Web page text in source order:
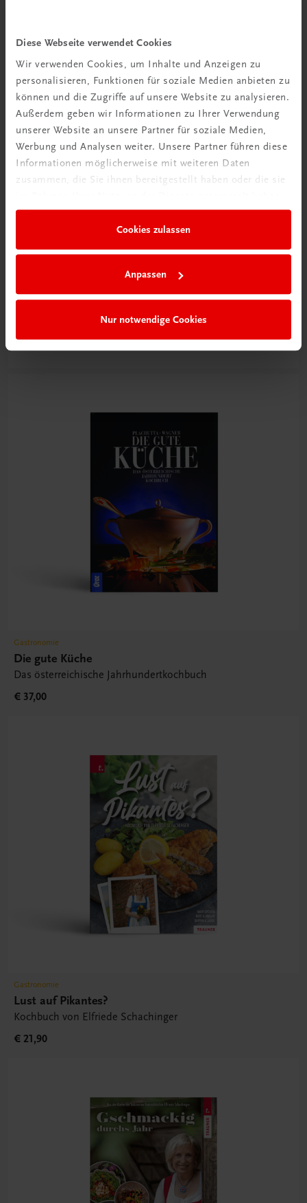
Diese Webseite verwendet Cookies
Wir verwenden Cookies, um Inhalte und Anzeigen zu
personalisieren, Funktionen für soziale Medien anbieten zu
können und die Zugriffe auf unsere Website zu analysieren.
Außerdem geben wir Informationen zu Ihrer Verwendung
unserer Website an unsere Partner für soziale Medien,
Werbung und Analysen weiter. Unsere Partner führen diese
Informationen möglicherweise mit weiteren Daten
zusammen, die Sie ihnen bereitgestellt haben oder die sie
Cookies zulassen
Anpassen
Nur notwendige Cookies
Gastronomie
Mehr als 45 Jahren Profikocherfahrung
€ 39,00
Rabattcode erhalten
Newsletter abonnieren
& Versandkosten sparen
Gastronomie
Die gute Küche
Das österreichische Jahrhundertkochbuch
€ 37,00
Gastronomie
Lust auf Pikantes?
Kochbuch von Elfriede Schachinger
€ 21,90